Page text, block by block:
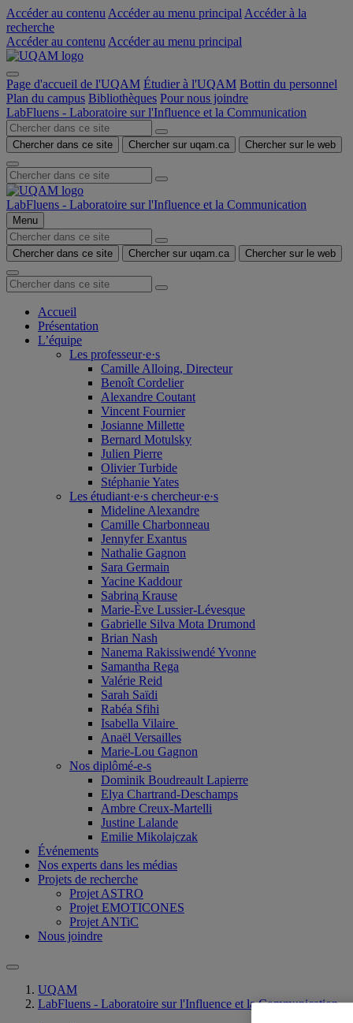
Accéder au contenu Accéder au menu principal Accéder à la
recherche
Accéder au contenu Accéder au menu principal
Page d'accueil de l'UQAM Étudier à l'UQAM Bottin du personnel
Plan du campus Bibliothèques Pour nous joindre
LabFluens - Laboratoire sur l'Influence et la Communication
Chercher dans ce site Chercher sur uqam.ca Chercher sur le web
LabFluens - Laboratoire sur l'Influence et la Communication
Menu
Chercher dans ce site Chercher sur uqam.ca Chercher sur le web
Accueil
Présentation
L’équipe
Les professeur·e·s
Camille Alloing, Directeur
Benoît Cordelier
Alexandre Coutant
Vincent Fournier
Josianne Millette
Bernard Motulsky
Julien Pierre
Olivier Turbide
Stéphanie Yates
Les étudiant·e·s chercheur·e·s
Mideline Alexandre
Camille Charbonneau
Jennyfer Exantus
Nathalie Gagnon
Sara Germain
Yacine Kaddour
Sabrina Krause
Marie-Ève Lussier-Lévesque
Gabrielle Silva Mota Drumond
Brian Nash
Nanema Rakissiwendé Yvonne
Samantha Rega
Valérie Reid
Sarah Saïdi
Rabéa Sfihi
Isabella Vilaire
Anaël Versailles
Marie-Lou Gagnon
Nos diplômé-e-s
Dominik Boudreault Lapierre
Elya Chartrand-Deschamps
Ambre Creux-Martelli
Justine Lalande
Emilie Mikolajczak
Événements
Nos experts dans les médias
Projets de recherche
Projet ASTRO
Projet EMOTICONES
Projet ANTiC
Nous joindre
UQAM
LabFluens - Laboratoire sur l'Influence et la Communication